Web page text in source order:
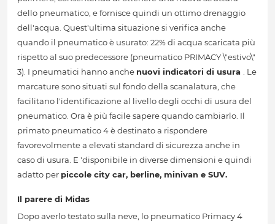
dello pneumatico, e fornisce quindi un ottimo drenaggio
dell'acqua. Quest'ultima situazione si verifica anche
quando il pneumatico è usurato: 22% di acqua scaricata più
rispetto al suo predecessore (pneumatico PRIMACY \"estivo\"
3). I pneumatici hanno anche nuovi indicatori di usura . Le
marcature sono situati sul fondo della scanalatura, che
facilitano l'identificazione al livello degli occhi di usura del
pneumatico. Ora è più facile sapere quando cambiarlo. Il
primato pneumatico 4 è destinato a rispondere
favorevolmente a elevati standard di sicurezza anche in
caso di usura. E 'disponibile in diverse dimensioni e quindi
adatto per piccole city car, berline, minivan e SUV.
Il parere di Midas
Dopo averlo testato sulla neve, lo pneumatico Primacy 4